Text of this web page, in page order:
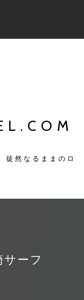
徒然なるままのロ
ーフ